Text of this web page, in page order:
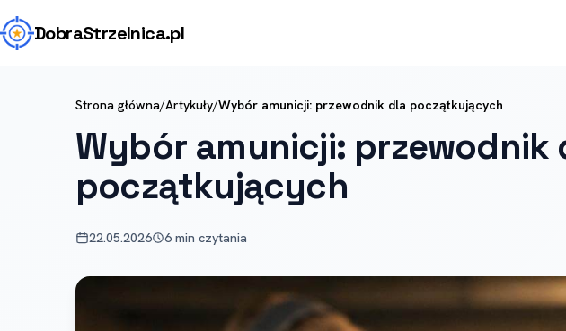
DobraStrzelnica.pl
Strona główna/Artykuły/Wybór amunicji: przewodnik dla początkujących
Wybór amunicji: przewodnik
początkujących
22.05.2026 6 min czytania